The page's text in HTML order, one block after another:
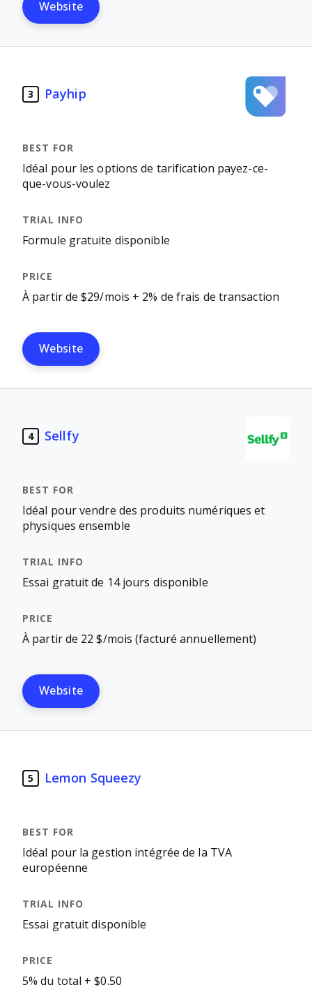
Website
3 Payhip
Idéal pour les options de tarification payez-ce-
que-vous-voulez
Formule gratuite disponible
À partir de $29/mois + 2% de frais de transaction
Website
4 Sellfy
Idéal pour vendre des produits numériques et
physiques ensemble
Essai gratuit de 14 jours disponible
À partir de 22 $/mois (facturé annuellement)
Website
5 Lemon Squeezy
Idéal pour la gestion intégrée de la TVA
européenne
Essai gratuit disponible
5% du total + $0.50